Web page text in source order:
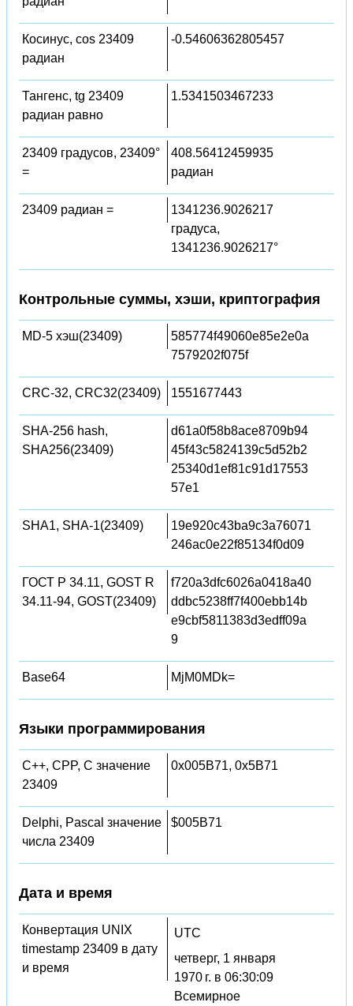
Косинус, cos 23409
радиан
-0.54606362805457
Тангенс, tg 23409
радиан равно
1.5341503467233
23409 градусов, 23409°
=
408.56412459935
радиан
23409 радиан =
1341236.9026217
градуса,
1341236.9026217°
Контрольные суммы, хэши, криптография
MD-5 хэш(23409)
585774f49060e85e2e0a
7579202f075f
CRC-32, CRC32(23409) 1551677443
SHA-256 hash,
SHA256(23409)
d61a0f58b8ace8709b94
45f43c5824139c5d52b2
25340d1ef81c91d17553
57e1
SHA1, SHA-1(23409)
19e920c43ba9c3a76071
246ac0e22f85134f0d09
ГОСТ Р 34.11, GOST R
34.11-94, GOST(23409)
f720a3dfc6026a0418a40
ddbc5238ff7f400ebb14b
e9cbf5811383d3edff09a
9
Base64 MjM0MDk=
Языки программирования
C++, CPP, C значение
23409
0x005B71, 0x5B71
Delphi, Pascal значение
числа 23409
$005B71
Дата и время
Конвертация UNIX
timestamp 23409 в дату
и время
UTC
четверг, 1 января
1970 г. в 06:30:09
Всемирное